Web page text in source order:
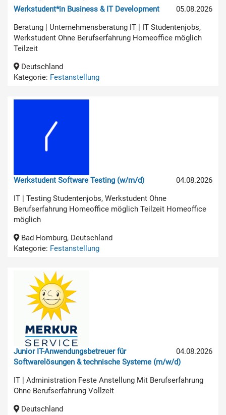
05.08.2026
Werkstudent*in Business & IT Development
Beratung | Unternehmensberatung IT | IT Studentenjobs,
Werkstudent Ohne Berufserfahrung Homeoffice möglich
Teilzeit
Deutschland
Kategorie: Festanstellung
04.08.2026
Werkstudent Software Testing (w/m/d)
IT | Testing Studentenjobs, Werkstudent Ohne
Berufserfahrung Homeoffice möglich Teilzeit Homeoffice
möglich
Bad Homburg, Deutschland
Kategorie: Festanstellung
04.08.2026
Junior IT-Anwendungsbetreuer für
Softwarelösungen & technische Systeme (m/w/d)
IT | Administration Feste Anstellung Mit Berufserfahrung
Ohne Berufserfahrung Vollzeit
Deutschland